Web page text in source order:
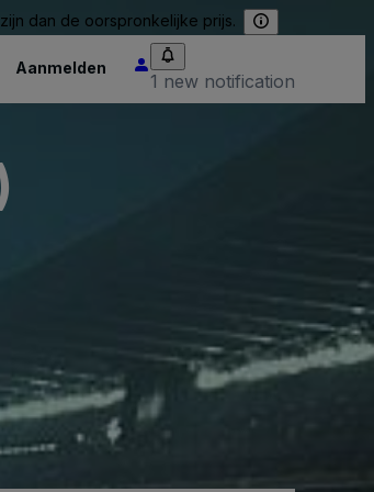
dan de oorspronkelijke prijs.
Aanmelden
1 new notification